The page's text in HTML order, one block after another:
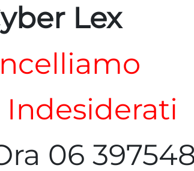
Lex
Indesiderati
06